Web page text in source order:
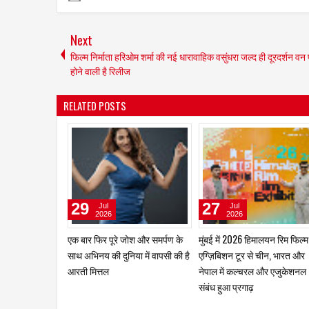
Next
फिल्म निर्माता हरिओम शर्मा की नई धारावाहिक वसुंधरा जल्द ही दूरदर्शन वन
होने वाली है रिलीज
RELATED POSTS
ज़ारा पटेल को पसंद है श्रीदेवी की
अदा, माधुरी का नृत्य और शिल्पा का
आत्मविश्वास
03
Aug
2026
जूही तिवारी की रही है ज्वेलरी, साड़ी,
कॉस्मेटिक्स और अन्य प्रतिष्ठित
ब्रांड्स के विज्ञापनों में प्रभावशाली
उपस्थिति
02
Aug
2026